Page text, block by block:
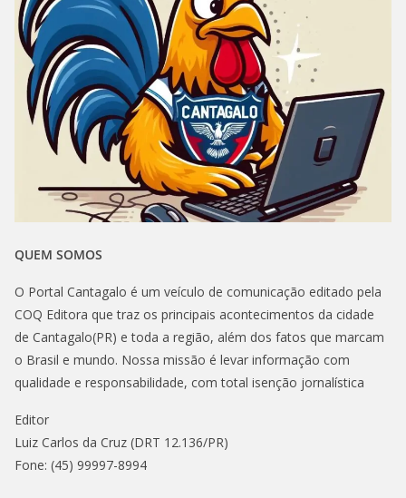
QUEM SOMOS
O Portal Cantagalo é um veículo de comunicação editado pela
COQ Editora que traz os principais acontecimentos da cidade
de Cantagalo(PR) e toda a região, além dos fatos que marcam
o Brasil e mundo. Nossa missão é levar informação com
qualidade e responsabilidade, com total isenção jornalística
Editor
Luiz Carlos da Cruz (DRT 12.136/PR)
Fone: (45) 99997-8994